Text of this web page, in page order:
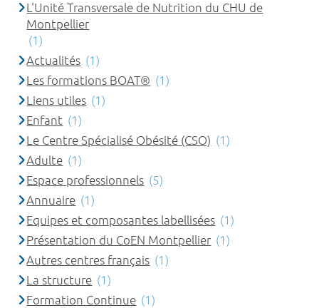
L'Unité Transversale de Nutrition du CHU de
Montpellier
(1)
Actualités (1)
Les formations BOAT® (1)
Liens utiles (1)
Enfant (1)
Le Centre Spécialisé Obésité (CSO) (1)
Adulte (1)
Espace professionnels (5)
Annuaire (1)
Equipes et composantes labellisées (1)
Présentation du CoEN Montpellier (1)
Autres centres français (1)
La structure (1)
Formation Continue (1)